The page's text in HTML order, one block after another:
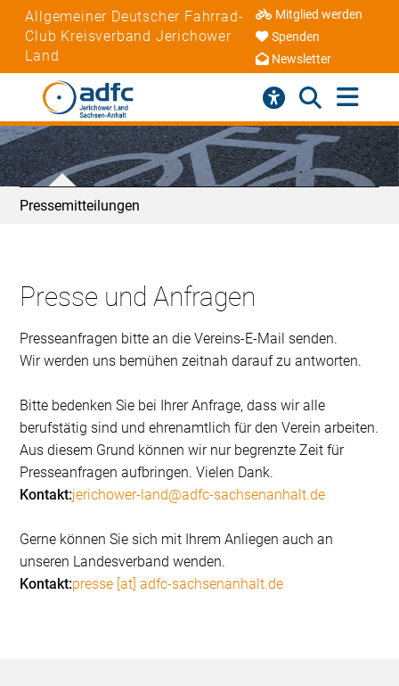
Allgemeiner Deutscher Fahrrad-
Club Kreisverband Jerichower
Land
Mitglied werden
Spenden
Newsletter
Pressemitteilungen
Presse und Anfragen
Presseanfragen bitte an die Vereins-E-Mail senden.
Wir werden uns bemühen zeitnah darauf zu antworten.
Bitte bedenken Sie bei Ihrer Anfrage, dass wir alle
berufstätig sind und ehrenamtlich für den Verein arbeiten.
Aus diesem Grund können wir nur begrenzte Zeit für
Presseanfragen aufbringen. Vielen Dank.
Kontakt:jerichower-land@adfc-sachsenanhalt.de
Gerne können Sie sich mit Ihrem Anliegen auch an
unseren Landesverband wenden.
Kontakt:presse [at] adfc-sachsenanhalt.de